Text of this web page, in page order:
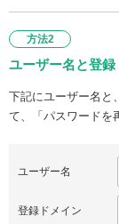
方法2
ユーザー名と登
下記にユーザー名と
て、「パスワードを
ユーザー名
登録ドメイン